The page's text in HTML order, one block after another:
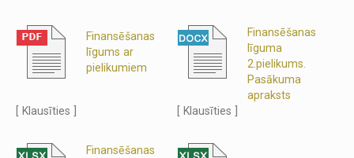
Finansēšanas
līgums ar
pielikumiem
[ Klausīties ]
Finansēšanas
līguma
2.pielikums.
Pasākuma
apraksts
[ Klausīties ]
Finansēšanas